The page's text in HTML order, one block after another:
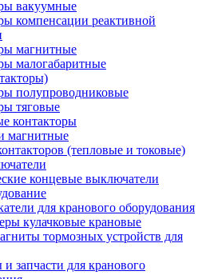
вакуумные
компенсации реактивной
магнитные
малогабаритные
полупроводниковые
тяговые
контакторы
магнитные
(тепловые и токовые)
концевые выключатели
для кранового оборудования
кулачковые крановые
тормозных устройств для
запчасти для кранового